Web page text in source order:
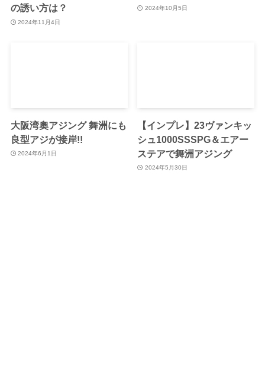
の誘い方は？
2024年11月4日
2024年10月5日
大阪湾奧アジング 舞洲にも
良型アジが接岸!!
2024年6月1日
【インプレ】23ヴァンキッ
シュ1000SSSPG＆エアー
ステアで舞洲アジング
2024年5月30日